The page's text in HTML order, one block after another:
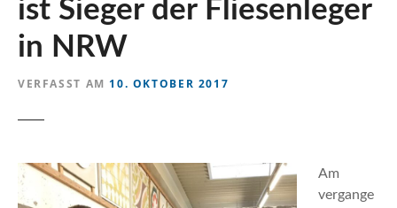
ist Sieger der Fliesenleger
in NRW
VERFASST AM 10. OKTOBER 2017
Am
vergange